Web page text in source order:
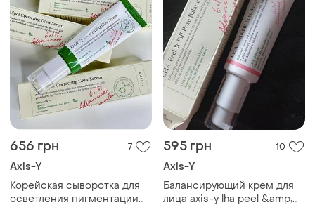
656 грн 7
Axis-Y
Корейская сыворотка для
осветления пигментации
595 грн 10
Axis-Y
Балансирующий крем для
лица axis-y lha peel &amp;